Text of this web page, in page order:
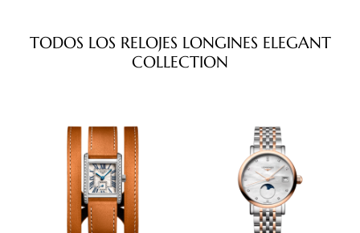
TODOS LOS RELOJES LONGINES ELEGANT
COLLECTION